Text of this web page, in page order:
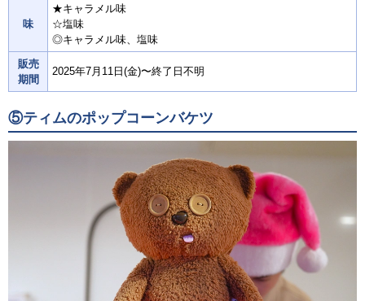
味
★キャラメル味
☆塩味
◎キャラメル味、塩味
販売
期間
2025年7月11日(金)〜終了日不明
⑤ティムのポップコーンバケツ